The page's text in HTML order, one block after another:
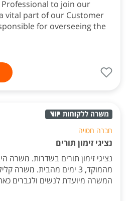
to join our
vital part of our Customer
for overseeing the
חברה חסויה
נציגי זימון תורים
נציגי זימון תורים בשדרות. משרה
מהמוקד, 3 ימים מהבית.
המשרה מיועדת לנשים ולגברים